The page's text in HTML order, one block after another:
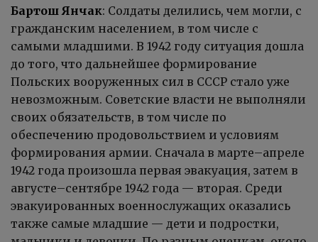
Бартош Янчак: Солдаты делились, чем могли, с
гражданским населением, в том числе с
самыми младшими. В 1942 году ситуация дошла
до того, что дальнейшее формирование
Польских вооруженных сил в СССР стало уже
невозможным. Советские власти не выполняли
своих обязательств, в том числе по
обеспечению продовольствием и условиям
формирования армии. Сначала в марте–апреле
1942 года произошла первая эвакуация, затем в
августе–сентябре 1942 года — вторая. Среди
эвакуированных военнослужащих оказались
также самые младшие — дети и подростки,